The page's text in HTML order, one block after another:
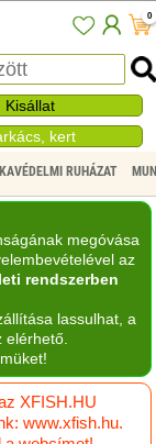
0
Kisállat
kert
RUHÁZAT
megóvása
az
rendszerben
lassulhat, a
XFISH.HU
www.xfish.hu.